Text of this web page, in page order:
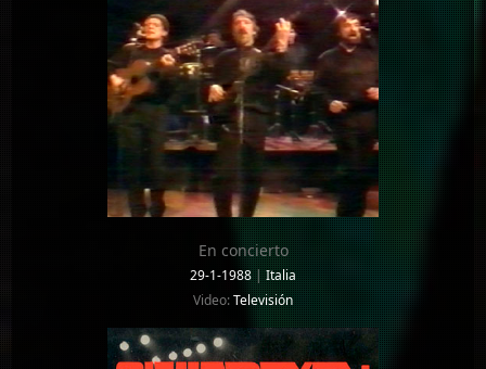
En concierto
29-1-1988|Italia
Video:Televisión